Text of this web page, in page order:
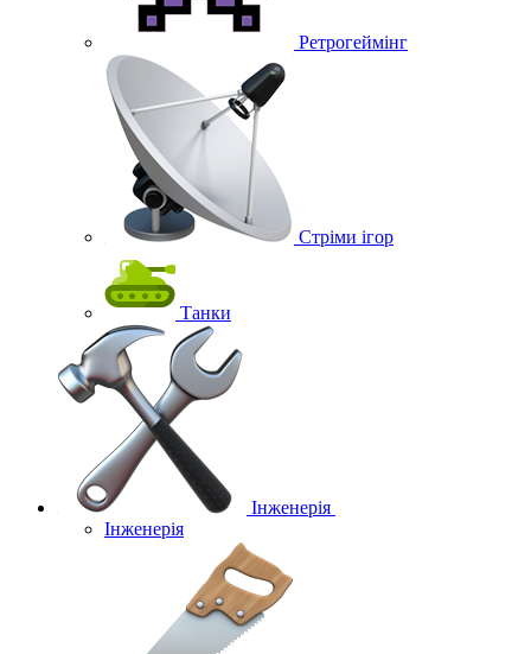
Ретрогеймінг
Стріми ігор
Танки
Інженерія
Інженерія